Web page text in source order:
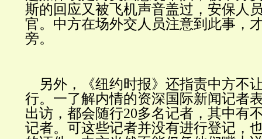
斯的回应又被飞机声音盖过，安保人
官。中方在场外交人员注意到此事，
旁。
另外，《纽约时报》还指责中方不
行。一了解内情的资深国际新闻记者
出访，都会随行20多名记者，其中有
记者。可这些记者并没有进行登记，